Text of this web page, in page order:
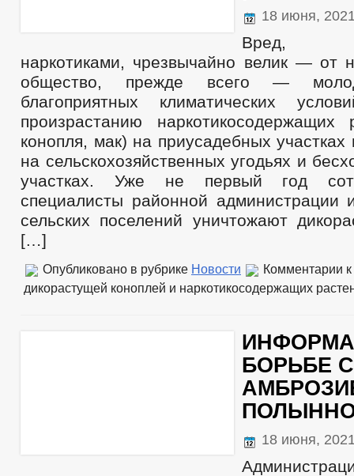
18 июня,
Вред,
наркотиками, чрезвычайно велик — от
общество, прежде всего —
благоприятных климатических
произрастанию наркотикосодержащих
конопля, мак) на приусадебных
на сельскохозяйственных угодьях и
участках. Уже не первый год
специалисты районной администрации
сельских поселений уничтожают
[…]
Опубликовано в рубрике Новости Комментарии
дикорастущей коноплей и наркотикосодержащих
БОРЬБЕ С
18 июня,